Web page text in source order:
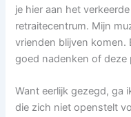
je hier aan het
retraitecentrum. Mijn
vrienden blijven komen.
goed nadenken of deze
Want eerlijk gezegd, ga
die zich niet openstelt